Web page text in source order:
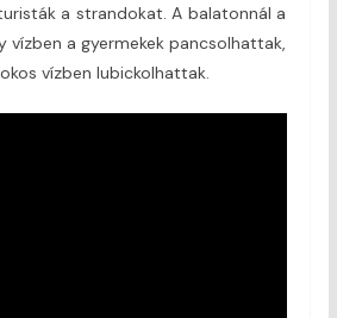
a strandokat. A balatonnál a
vízben a gyermekek pancsolhattak,
vízben lubickolhattak.